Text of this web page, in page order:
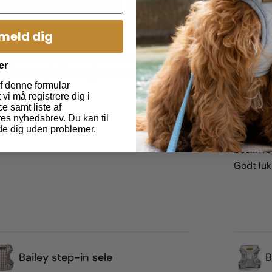
Grønning
levering og virkelig fin sele! Glæder mig
Bailey step-in sele
Heidi-
God og
Godt
dig
denne formular
må registrere dig i
samt liste af
nyhedsbrev. Du kan til
dig uden problemer.